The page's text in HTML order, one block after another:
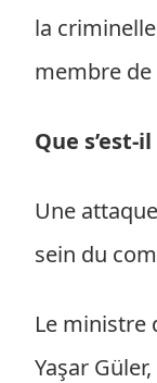
la
membre de
Que s’est-
Une
sein du
Le ministre
Yaşar